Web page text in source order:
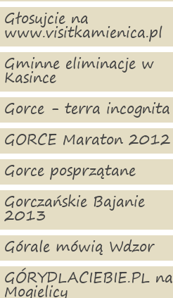
Głosujcie na
www.visitkamienica.pl
Gminne eliminacje w
Kasince
Gorce - terra incognita
GORCE Maraton 2012
Gorce posprzątane
Gorczańskie Bajanie
2013
Górale mówią Wdzor
GÓRYDLACIEBIE.PL na
Mogielicy